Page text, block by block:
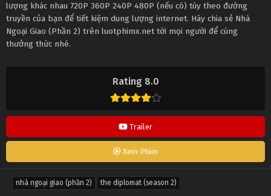
Rating 8.0
Trailer
Xem Phim
lượng khác nhau 720P 360P 240P 480P (nếu có) tùy theo đường
truyền của bạn để tiết kiệm dung lượng internet. Hãy chia sẻ Nhà
Ngoại Giao (Phần 2) trên luotphimx.net tới mọi người để cùng
thưởng thức nhé.
nhà ngoại giao (phần 2) the diplomat (season 2)